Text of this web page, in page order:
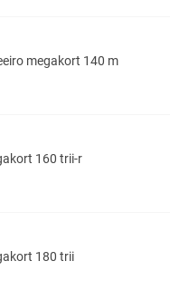
megakort 140 m
160 trii-r
180 trii